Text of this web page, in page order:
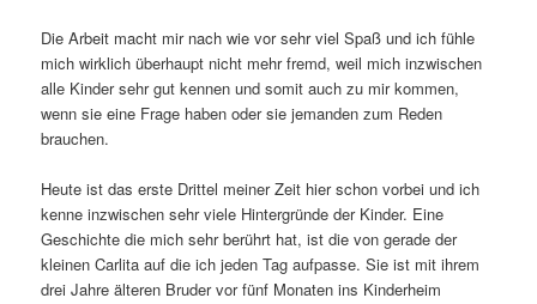
Die Arbeit macht mir nach wie vor sehr viel Spaß und ich fühle
mich wirklich überhaupt nicht mehr fremd, weil mich inzwischen
alle Kinder sehr gut kennen und somit auch zu mir kommen,
wenn sie eine Frage haben oder sie jemanden zum Reden
brauchen.
Heute ist das erste Drittel meiner Zeit hier schon vorbei und ich
kenne inzwischen sehr viele Hintergründe der Kinder. Eine
Geschichte die mich sehr berührt hat, ist die von gerade der
kleinen Carlita auf die ich jeden Tag aufpasse. Sie ist mit ihrem
drei Jahre älteren Bruder vor fünf Monaten ins Kinderheim